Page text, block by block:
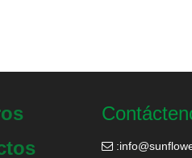
 :